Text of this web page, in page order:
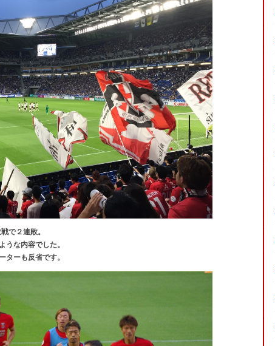
で２連敗。
うな内容でした。
ターも反省です。